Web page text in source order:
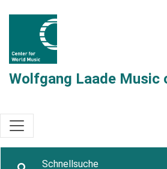
Wolfgang Laade Music